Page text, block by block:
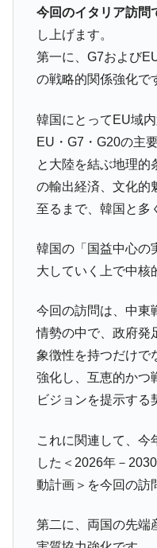
今回のイタリア訪問
し上げます。
第一に、G7および
の戦略的関係強化で
韓国にとってEU域
EU・G7・G20の主
と大陸を結ぶ地理的
の輸出経済、文化的
至るまで、韓国と多
韓国の「国益中心の
大していく上で中核
今回の訪問は、中東
情勢の中で、政府発
象徴性を持つだけで
強化し、互恵的かつ
ビジョンを提示する
これに関連して、今
した＜2026年－
動計画＞を今回の訪
第二に、両国の先端